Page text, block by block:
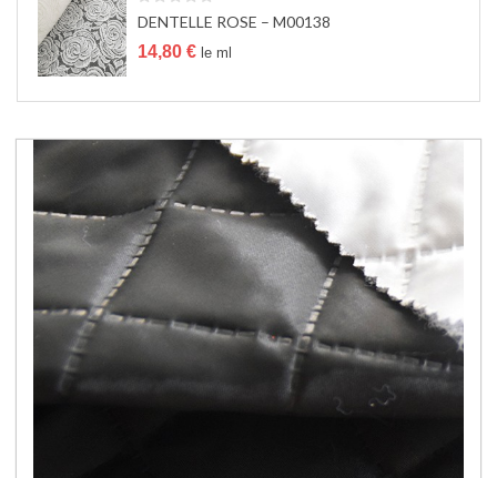
DENTELLE ROSE – M00138
14,80 € le ml